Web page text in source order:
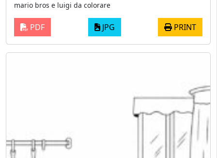
mario bros e luigi da colorare
PDF JPG PRINT